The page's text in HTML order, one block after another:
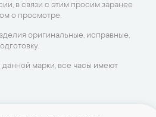
в связи с этим просим заранее
о просмотре.
оригинальные, исправные,
марки, все часы имеют